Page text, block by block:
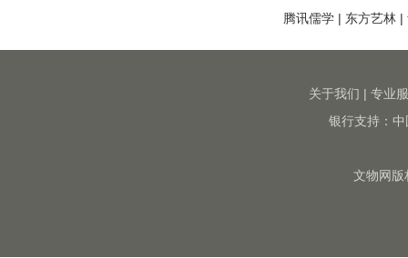
腾讯儒学 | 东方艺林 |
关于我们 | 专业
银行支持：
文物网